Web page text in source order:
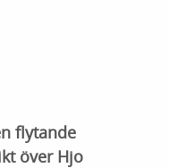
flytande
över Hjo